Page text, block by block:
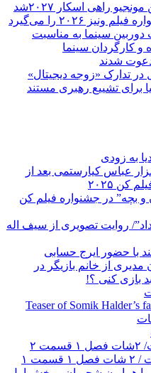
راهی اسکار ۲۰۲۷شد
۲۰۲۶ را می‌گیرد
دوربین سینما به مناسبت
و کارگردان سینما
دعوت شدند
برای تشییع رهبری مستند
به زودی
عباس کیارستمی بعد از
۲۰۲۵
و بچه” در جشنواره فیلم کن
روایت تصویری از سیف اله
از خانم بازیگر در
بازی کنی ؟!
Teaser of Somik Halder’s
۱